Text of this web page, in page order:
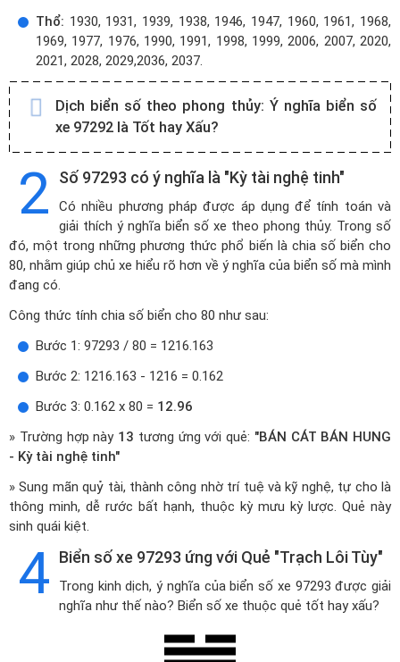
Thổ: 1930, 1931, 1939, 1938, 1946, 1947, 1960, 1961, 1968,
1969, 1977, 1976, 1990, 1991, 1998, 1999, 2006, 2007, 2020,
2021, 2028, 2029,2036, 2037.
Dịch biển số theo phong thủy: Ý nghĩa biển số
xe 97292 là Tốt hay Xấu?
2 Số 97293 có ý nghĩa là "Kỳ tài nghệ tinh"
Có nhiều phương pháp được áp dụng để tính toán và
giải thích ý nghĩa biển số xe theo phong thủy. Trong số
đó, một trong những phương thức phổ biến là chia số biển cho
80, nhằm giúp chủ xe hiểu rõ hơn về ý nghĩa của biển số mà mình
đang có.
Công thức tính chia số biển cho 80 như sau:
Bước 1: 97293 / 80 = 1216.163
Bước 2: 1216.163 - 1216 = 0.162
Bước 3: 0.162 x 80 = 12.96
» Trường hợp này 13 tương ứng với quẻ: "BÁN CÁT BÁN HUNG
- Kỳ tài nghệ tinh"
» Sung mãn quỷ tài, thành công nhờ trí tuệ và kỹ nghệ, tự cho là
thông minh, dễ rước bất hạnh, thuộc kỳ mưu kỳ lược. Quẻ này
sinh quái kiệt.
4 Biển số xe 97293 ứng với Quẻ "Trạch Lôi Tùy"
Trong kinh dịch, ý nghĩa của biển số xe 97293 được giải
nghĩa như thế nào? Biển số xe thuộc quẻ tốt hay xấu?